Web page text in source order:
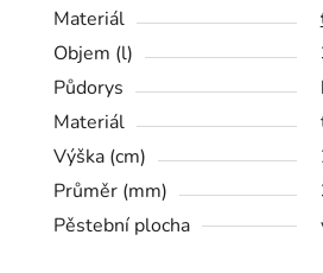
Materiál
Objem (l)
Půdorys
Materiál
Výška (cm)
Průměr (mm)
Pěstební plocha